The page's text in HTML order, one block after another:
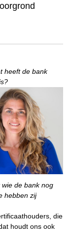
heeft de bank
de bank nog
hebben zij
die
houdt ons ook